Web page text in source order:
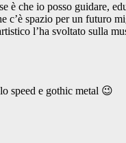
è che io posso guidare,
c’è spazio per un futuro
l’ha svoltato sulla
speed e gothic metal 😉